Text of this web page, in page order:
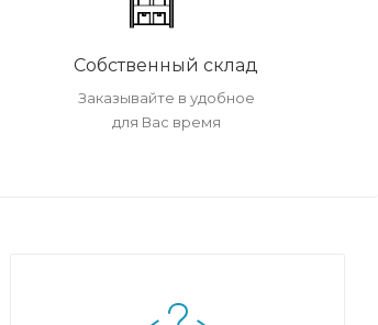
Собственный склад
Заказывайте в удобное
для Вас время